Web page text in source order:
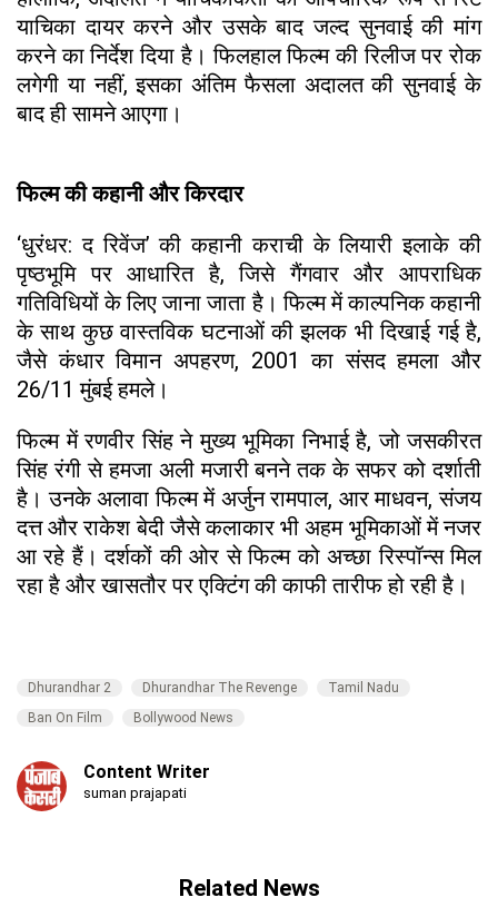
याचिका दायर करने और उसके बाद जल्द सुनवाई की मांग
करने का निर्देश दिया है। फिलहाल फिल्म की रिलीज पर रोक
लगेगी या नहीं, इसका अंतिम फैसला अदालत की सुनवाई के
बाद ही सामने आएगा।
फिल्म की कहानी और किरदार
‘धुरंधर: द रिवेंज’ की कहानी कराची के लियारी इलाके की
पृष्ठभूमि पर आधारित है, जिसे गैंगवार और आपराधिक
गतिविधियों के लिए जाना जाता है। फिल्म में काल्पनिक कहानी
के साथ कुछ वास्तविक घटनाओं की झलक भी दिखाई गई है,
जैसे कंधार विमान अपहरण, 2001 का संसद हमला और
26/11 मुंबई हमले।
फिल्म में रणवीर सिंह ने मुख्य भूमिका निभाई है, जो जसकीरत
सिंह रंगी से हमजा अली मजारी बनने तक के सफर को दर्शाती
है। उनके अलावा फिल्म में अर्जुन रामपाल, आर माधवन, संजय
दत्त और राकेश बेदी जैसे कलाकार भी अहम भूमिकाओं में नजर
आ रहे हैं। दर्शकों की ओर से फिल्म को अच्छा रिस्पॉन्स मिल
रहा है और खासतौर पर एक्टिंग की काफी तारीफ हो रही है।
Dhurandhar 2 Dhurandhar The Revenge
Tamil Nadu
Ban On Film
Bollywood News
Content Writer
suman prajapati
Related News